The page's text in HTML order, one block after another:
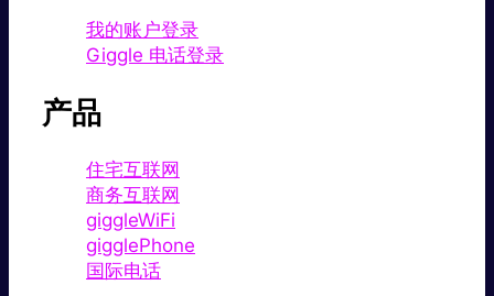
我的账户登录
Giggle 电话登录
产品
住宅互联网
商务互联网
giggleWiFi
gigglePhone
国际电话